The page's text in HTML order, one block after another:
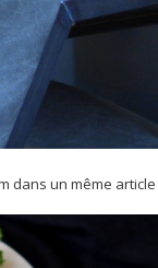
dans un même article